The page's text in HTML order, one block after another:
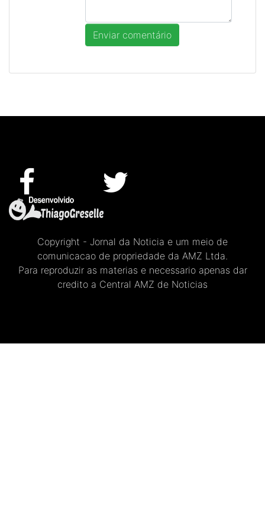
Copyright - Jornal da Noticia e um meio de
comunicacao de propriedade da AMZ Ltda.
Para reproduzir as materias e necessario apenas dar
credito a Central AMZ de Noticias